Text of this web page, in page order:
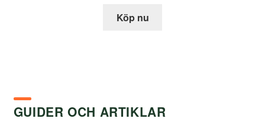
Köp nu
GUIDER OCH ARTIKLAR